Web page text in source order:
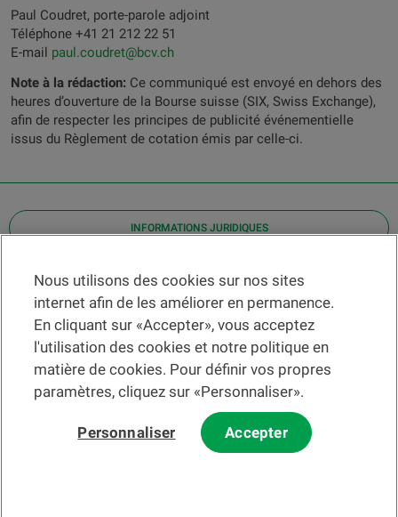
Paul Coudret, porte-parole adjoint
Téléphone +41 21 212 22 51
E-mail paul.coudret@bcv.ch
Note à la rédaction: Ce communiqué est envoyé en dehors des
heures d’ouverture de la Bourse suisse (SIX, Swiss Exchange),
afin de respecter les principes de publicité événementielle
issus du Règlement de cotation émis par celle-ci.
INFORMATIONS JURIDIQUES
Contact
Localiser une agence
Aide
Actualités
Taux de change
Nous utilisons des cookies sur nos sites
internet afin de les améliorer en permanence.
En cliquant sur «Accepter», vous acceptez
l'utilisation des cookies et notre politique en
matière de cookies. Pour définir vos propres
paramètres, cliquez sur «Personnaliser».
Personnaliser Accepter